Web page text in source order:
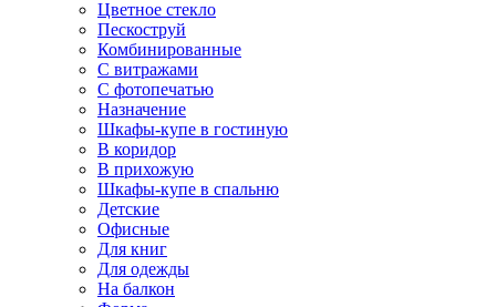
Цветное стекло
Пескоструй
Комбинированные
С витражами
С фотопечатью
Назначение
Шкафы-купе в гостиную
В коридор
В прихожую
Шкафы-купе в спальню
Детские
Офисные
Для книг
Для одежды
На балкон